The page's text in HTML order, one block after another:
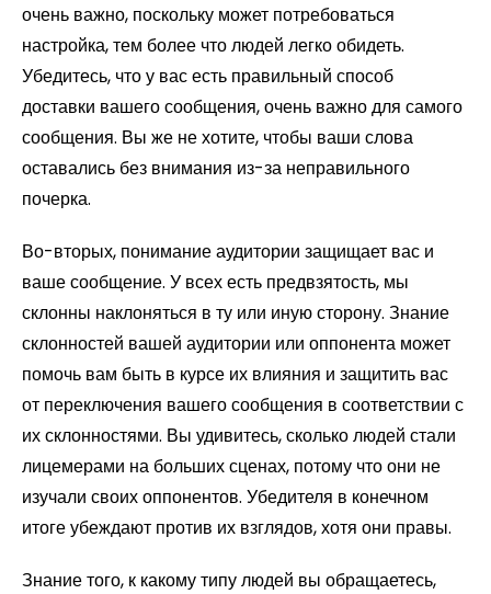
очень важно, поскольку может потребоваться
настройка, тем более что людей легко обидеть.
Убедитесь, что у вас есть правильный способ
доставки вашего сообщения, очень важно для самого
сообщения. Вы же не хотите, чтобы ваши слова
оставались без внимания из-за неправильного
почерка.
Во-вторых, понимание аудитории защищает вас и
ваше сообщение. У всех есть предвзятость, мы
склонны наклоняться в ту или иную сторону. Знание
склонностей вашей аудитории или оппонента может
помочь вам быть в курсе их влияния и защитить вас
от переключения вашего сообщения в соответствии с
их склонностями. Вы удивитесь, сколько людей стали
лицемерами на больших сценах, потому что они не
изучали своих оппонентов. Убедителя в конечном
итоге убеждают против их взглядов, хотя они правы.
Знание того, к какому типу людей вы обращаетесь,